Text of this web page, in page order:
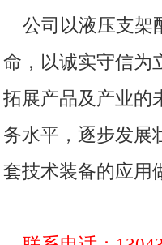
公司以液压支架
命，以诚实守信为
拓展产品及产业的
务水平，逐步发展
套技术装备的应用